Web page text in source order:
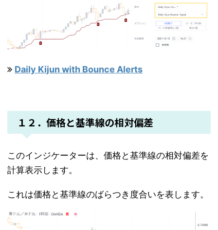
Daily Kijun with Bounce Alerts
１２．価格と基準線の相対偏差
このインジケーターは、価格と基準線の相対偏差を
計算表示します。
これは価格と基準線のばらつき度合いを表します。